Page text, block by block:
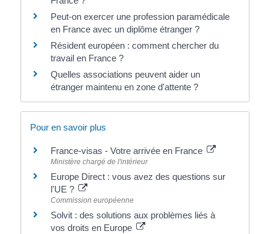
Peut-on exercer une profession paramédicale
en France avec un diplôme étranger ?
Résident européen : comment chercher du
travail en France ?
Quelles associations peuvent aider un
étranger maintenu en zone d'attente ?
Pour en savoir plus
France-visas - Votre arrivée en France
Ministère chargé de l'intérieur
Europe Direct : vous avez des questions sur
l'UE ?
Commission européenne
Solvit : des solutions aux problèmes liés à
vos droits en Europe